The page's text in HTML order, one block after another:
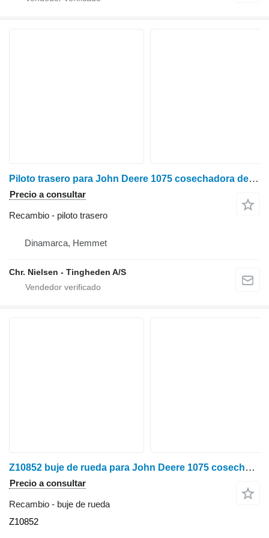
Piloto trasero para John Deere 1075 cosechadora de cereales
Precio a consultar
Recambio - piloto trasero
Dinamarca, Hemmet
Chr. Nielsen - Tingheden A/S
Z10852 buje de rueda para John Deere 1075 cosechadora de cereales
Precio a consultar
Recambio - buje de rueda
Z10852